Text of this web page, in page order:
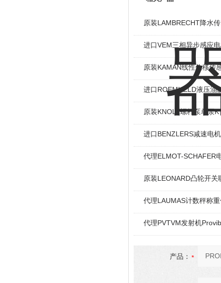
原装LAMBRECHT降水
进口VEM三相异步感应
原装KAMAN线性位移传
进口ROEMHELD液压油
原装KNOLL螺杆泵单泵
进口BENZLERS减速电
代理ELMOT-SCHAFER
原装LEONARD凸轮开关
代理LAUMAS计数秤称
代理PVTVM发射机
产品：